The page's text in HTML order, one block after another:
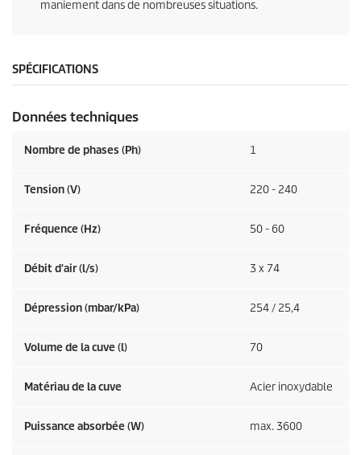
maniement dans de nombreuses situations.
SPÉCIFICATIONS
Données techniques
Nombre de phases (Ph) 1
Tension (V) 220 - 240
Fréquence (Hz) 50 - 60
Débit d'air (l/s) 3 x 74
Dépression (mbar/kPa) 254 / 25,4
Volume de la cuve (l) 70
Matériau de la cuve Acier inoxydable
Puissance absorbée (W) max. 3600